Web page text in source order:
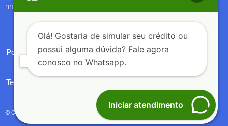
mínimo de 1,88% a.m.
Política de Privacidade
Termos de Uso
© Copyright 2004 – 2025 – Créditos e Seguros – All Rights Reserved.
Olá! Gostaria de simular seu crédito ou
possui alguma dúvida? Fale agora
conosco no Whatsapp.
Iniciar atendimento